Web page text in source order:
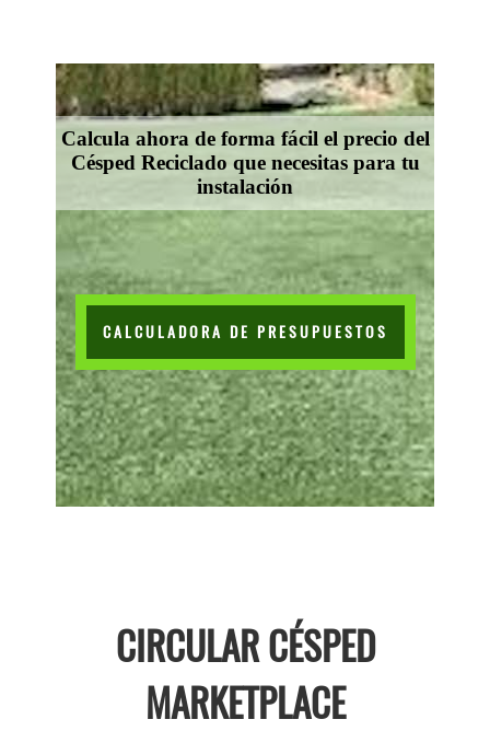
Calcula ahora de forma fácil el precio del
Césped Reciclado que necesitas para tu
instalación
CALCULADORA DE PRESUPUESTOS
CIRCULAR CÉSPED
MARKETPLACE